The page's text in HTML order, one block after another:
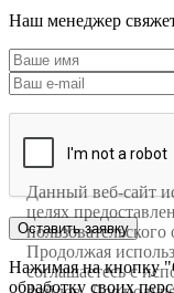
Наш менеджер
Нажимая на кнопку
обработку своих
Данный веб-сайт
целях
Продолжая
соглашаетесь с